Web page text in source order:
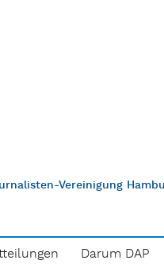
Vereinigung
Darum DAP